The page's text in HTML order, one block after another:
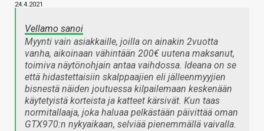
24.4.2021
Vellamo sanoi
Myynti vain asiakkaille, joilla on ainakin 2vuotta
vanha, aikoinaan vähintään 200€ uutena maksanut,
toimiva näytönohjain antaa vaihdossa. Ideana on se
että hidastettaisiin skalppaajien eli jälleenmyyjien
bisnestä näiden joutuessa kilpailemaan keskenään
käytetyistä korteista ja katteet kärsivät. Kun taas
normitallaaja, joka haluaa pelkästään päivittää oman
GTX970:n nykyaikaan, selviää pienemmällä vaivalla.